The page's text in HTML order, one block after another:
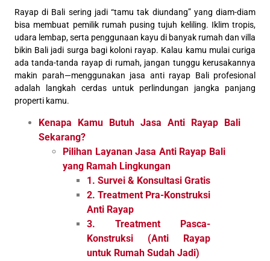
Rayap di Bali sering jadi “tamu tak diundang” yang diam-diam
bisa membuat pemilik rumah pusing tujuh keliling. Iklim tropis,
udara lembap, serta penggunaan kayu di banyak rumah dan villa
bikin Bali jadi surga bagi koloni rayap. Kalau kamu mulai curiga
ada tanda-tanda rayap di rumah, jangan tunggu kerusakannya
makin parah—menggunakan jasa anti rayap Bali profesional
adalah langkah cerdas untuk perlindungan jangka panjang
properti kamu.
Kenapa Kamu Butuh Jasa Anti Rayap Bali
Sekarang?
Pilihan Layanan Jasa Anti Rayap Bali
yang Ramah Lingkungan
1. Survei & Konsultasi Gratis
2. Treatment Pra-Konstruksi
Anti Rayap
3. Treatment Pasca-
Konstruksi (Anti Rayap
untuk Rumah Sudah Jadi)